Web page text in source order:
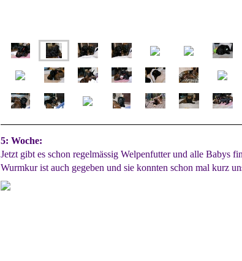
5: Woche:
Jetzt gibt es schon regelmässig Welpenfutter und alle Babys
Wurmkur ist auch gegeben und sie konnten schon mal kurz